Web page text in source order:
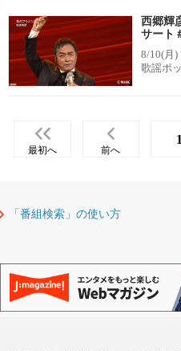
西郷輝
サート
8/10(月)
歌謡ポ
最初へ 前へ
1
「番組検索」の使い方